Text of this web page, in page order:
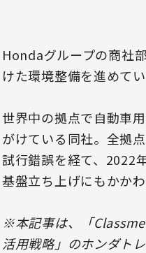
Hondaグループの商社
けた環境整備を進めて
世界中の拠点で自動車
がけている同社。全拠
試行錯誤を経て、2022
基盤立ち上げにもかか
※本記事は、「
活用戦略」のホンダト